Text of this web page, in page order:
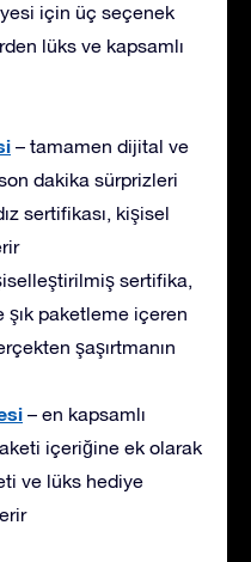
için üç seçenek
lüks ve kapsamlı
– tamamen dijital ve
dakika sürprizleri
sertifikası, kişisel
sertifika,
şık paketleme içeren
şaşırtmanın
– en kapsamlı
içeriğine ek olarak
ve lüks hediye